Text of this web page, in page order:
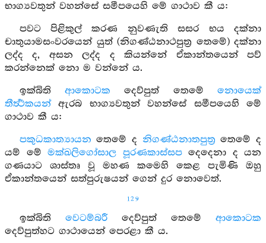
භාග්‍යවතුන් වහන්සේ සමීපයෙහි මේ ගාථාව කී ය:
පවට පිළිකුල් කරණ නුවණැති සසර භය දක්නා
චාතුයාමසංවරයෙන් යුත් (නිගණ්ඨනාථපුත්‍ර තෙමේ) දක්නා
ලද්ද ද, අසන ලද්ද ද කියන්නේ ඒකාන්තයෙන් පව්
කරන්නෙක් නො ම වන්නේ ය.
ඉක්බිති ආකොටක දෙව්පුත් තෙමේ නොයෙක්
තීර්‍ත්‍ථකයන්ඇරබ භාග්‍යවතුන් වහන්සේ සමීපයෙහි මේ
ගාථාව කී ය:
පකුධකාත්‍යායන තෙමේ ද නිගණ්ඨනාතපුත්‍ර තෙමේ ද
යම් මේ මක්ඛලිගෝසාල පූරණකාස්සපදෙදෙනා ද යන
ගණයාට ශාස්තෘ වූ මහණ කමෙහි කෙළ පැමිණි ඔහු
ඒකාන්තයෙන් සත්පුරුෂයන් ගෙන් දුර නොවෙත්.
129
ඉක්බිති වෙටම්බරීදෙව්පුත් තෙමේ ආකොටක
දෙව්පුත්හට ගාථායෙන් පෙරළා කී ය.